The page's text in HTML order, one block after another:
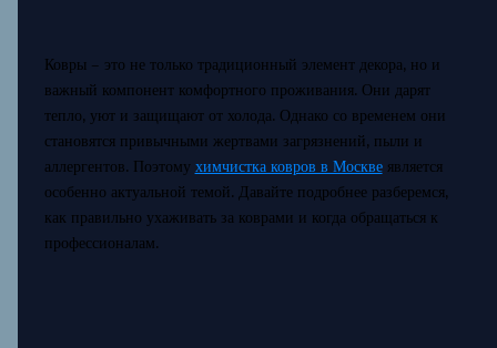
Ковры – это не только традиционный элемент декора, но и
важный компонент комфортного проживания. Они дарят
тепло, уют и защищают от холода. Однако со временем они
становятся привычными жертвами загрязнений, пыли и
аллергентов. Поэтому химчистка ковров в Москвеявляется
особенно актуальной темой. Давайте подробнее разберемся,
как правильно ухаживать за коврами и когда обращаться к
профессионалам.